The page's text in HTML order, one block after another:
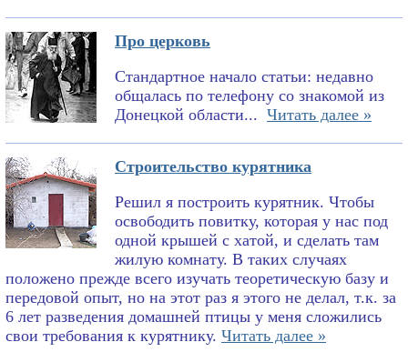
Про церковь
Стандартное начало статьи: недавно
общалась по телефону со знакомой из
Донецкой области... Читать далее »
Строительство курятника
Решил я построить курятник. Чтобы
освободить повитку, которая у нас под
одной крышей с хатой, и сделать там
жилую комнату. В таких случаях
положено прежде всего изучать теоретическую базу и
передовой опыт, но на этот раз я этого не делал, т.к. за
6 лет разведения домашней птицы у меня сложились
свои требования к курятнику. Читать далее »